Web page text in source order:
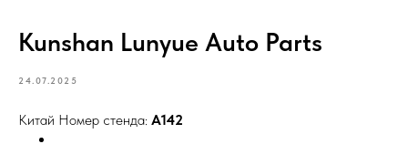
Kunshan Lunyue Auto Parts
24.07.2025
Китай Номер стенда: A142